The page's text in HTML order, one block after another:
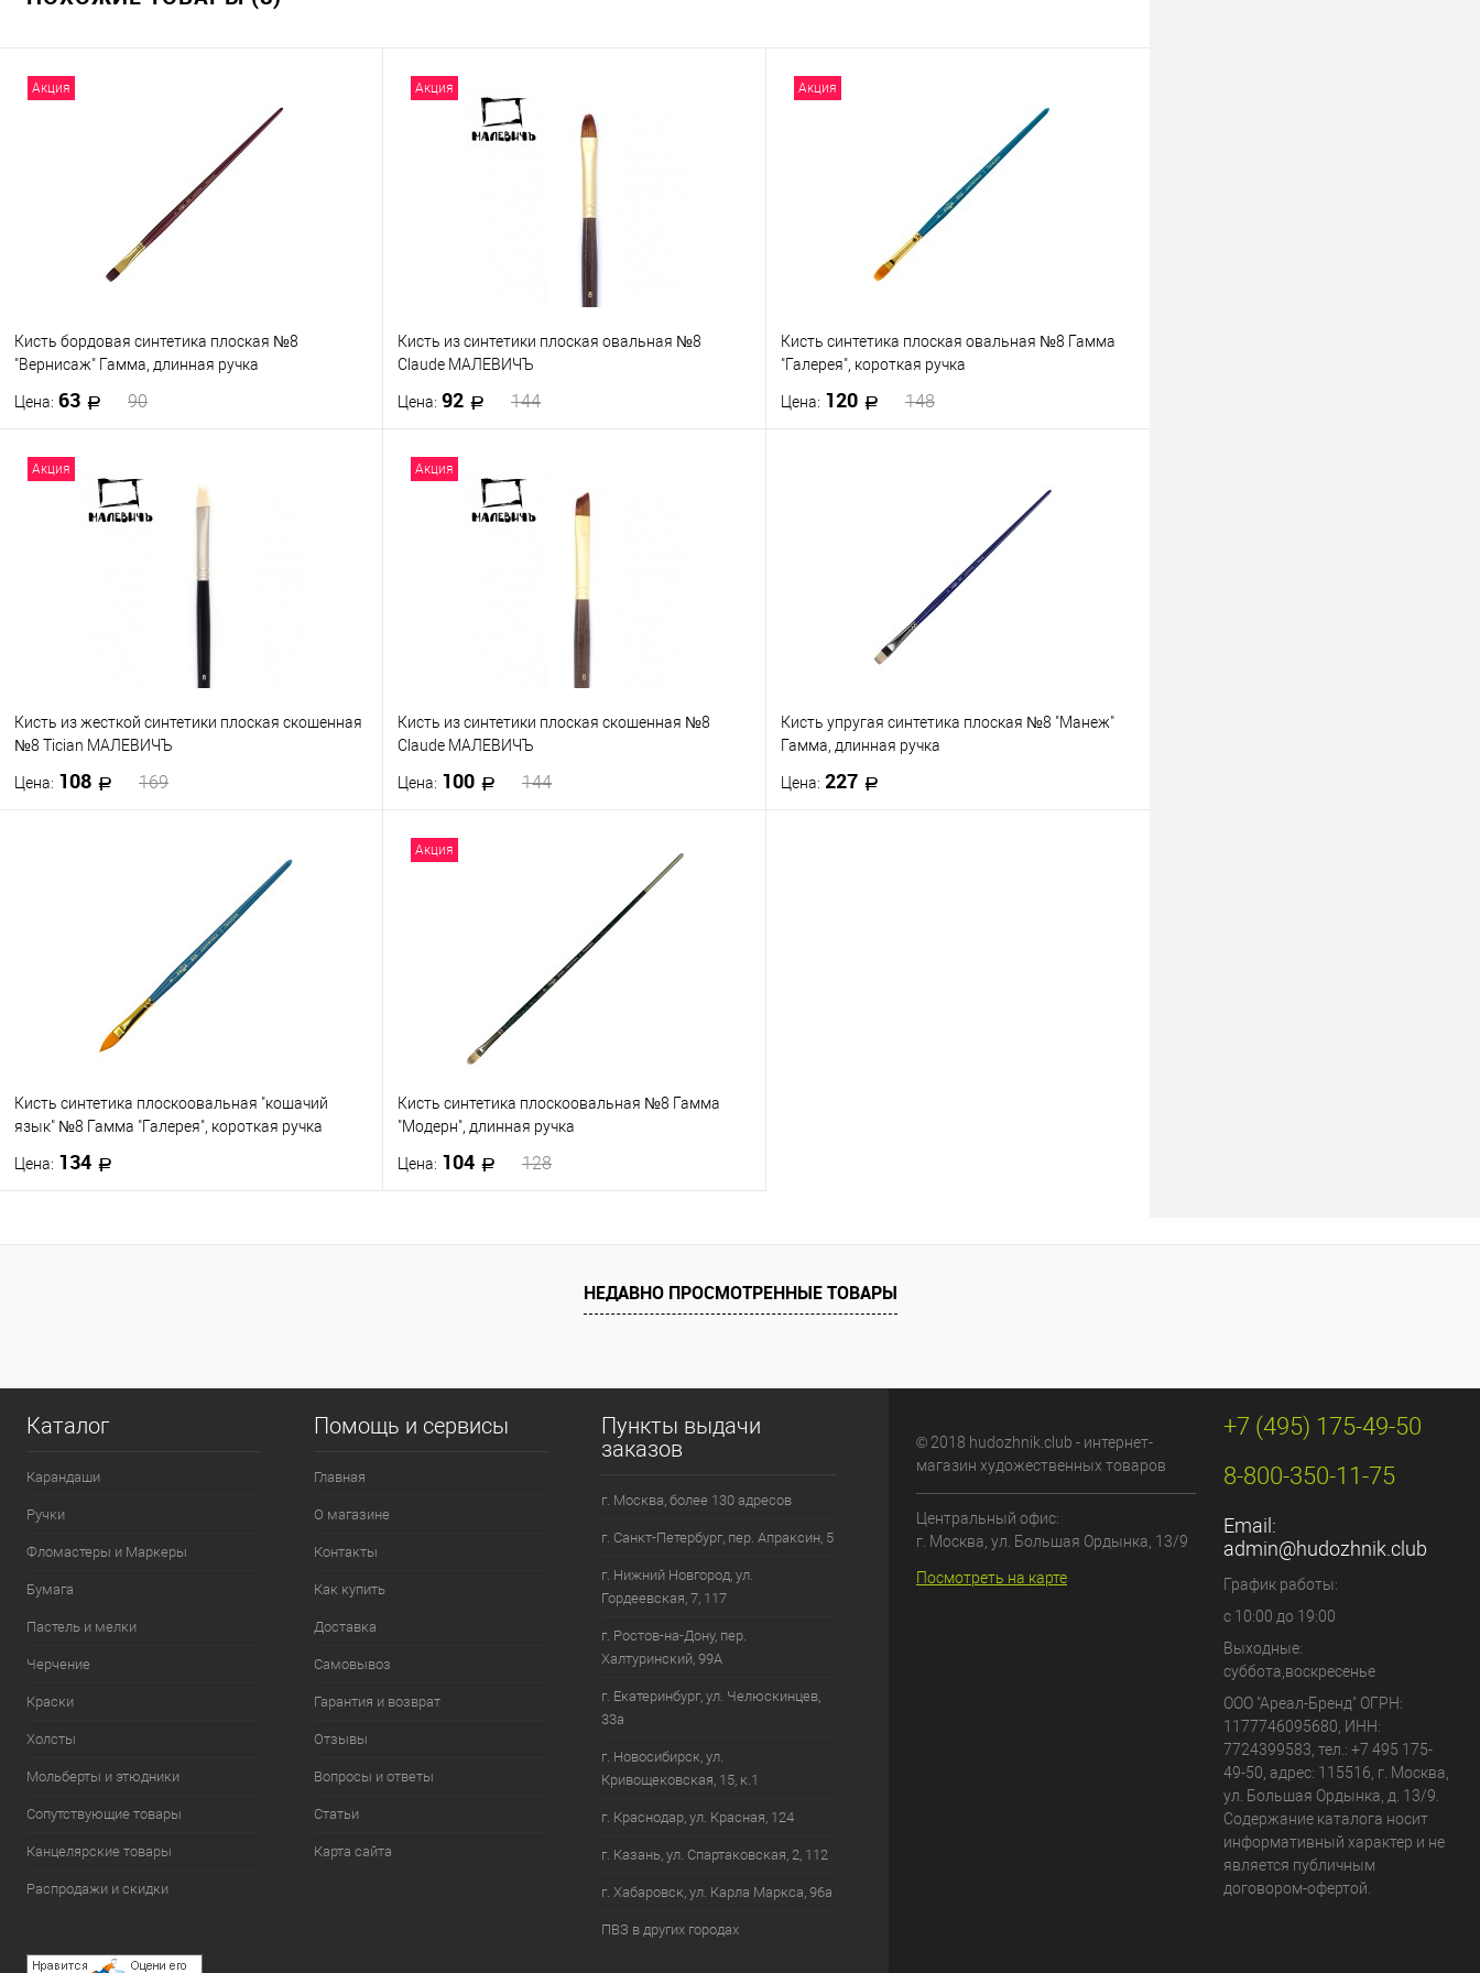
Акция
Кисть бордовая синтетика плоская №8
"Вернисаж" Гамма, длинная ручка
Цена: 63 90
Купить в 1 клик
Акция
Кисть из синтетики плоская овальная №8
Claude МАЛЕВИЧЪ
Цена: 92 144
Купить в 1 клик
Акция
Кисть синтетика плоская овальная №8 Гамма
"Галерея", короткая ручка
Цена: 120 148
К сравнению
Акция
Кисть из жесткой синтетики плоская скошенная
№8 Tician МАЛЕВИЧЪ
Цена: 108 169
К сравнению
Акция
Кисть из синтетики плоская скошенная №8
Claude МАЛЕВИЧЪ
Цена: 100 144
К сравнению
Кисть упругая синтетика плоская №8 "Манеж"
Гамма, длинная ручка
Цена: 227
Кисть синтетика плоскоовальная "кошачий
язык" №8 Гамма "Галерея", короткая ручка
Цена: 134
Акция
Кисть синтетика плоскоовальная №8 Гамма
"Модерн", длинная ручка
Цена: 104 128
К сравнению
В наличии
НЕДАВНО ПРОСМОТРЕННЫЕ ТОВАРЫ
Каталог
Карандаши
Ручки
Фломастеры и Маркеры
Бумага
Пастель и мелки
Черчение
Краски
Холсты
Мольберты и этюдники
Сопутствующие товары
Канцелярские товары
Распродажи и скидки
Помощь и сервисы
Главная
О магазине
Контакты
Как купить
Доставка
Самовывоз
Гарантия и возврат
Отзывы
Вопросы и ответы
Статьи
Карта сайта
Пункты выдачи
заказов
г. Москва, более 130 адресов
г. Санкт-Петербург, пер. Апраксин, 5
г. Нижний Новгород, ул.
Гордеевская, 7, 117
г. Ростов-на-Дону, пер.
Халтуринский, 99А
г. Екатеринбург, ул. Челюскинцев,
33а
г. Новосибирск, ул.
Кривощековская, 15, к.1
г. Краснодар, ул. Красная, 124
г. Казань, ул. Спартаковская, 2, 112
г. Хабаровск, ул. Карла Маркса, 96а
ПВЗ в других городах
© 2018 hudozhnik.club - интернет-
магазин художественных товаров
Центральный офис:
г. Москва, ул. Большая Ордынка, 13/9
Посмотреть на карте
+7 (495) 175-49-50
8-800-350-11-75
Email:
admin@hudozhnik.club
График работы:
с 10:00 до 19:00
Выходные:
суббота,воскресенье
ООО "Ареал-Бренд" ОГРН:
1177746095680, ИНН:
7724399583, тел.: +7 495 175-
49-50, адрес: 115516, г. Москва,
ул. Большая Ордынка, д. 13/9.
Содержание каталога носит
информативный характер и не
является публичным
договором-офертой.